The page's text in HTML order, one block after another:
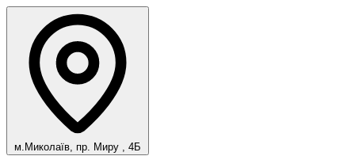
м.Миколаїв, пр. Миру , 4Б